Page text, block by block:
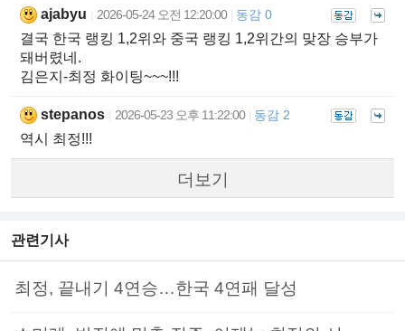
ajabyu 2026-05-24 오전 12:20:00 동감 0
결국 한국 랭킹 1,2위와 중국 랭킹 1,2위간의 맞장 승부가
돼버렸네.
김은지-최정 화이팅~~~!!!
stepanos 2026-05-23 오후 11:22:00 동감 2
역시 최정!!!
더보기
관련기사
최정, 끝내기 4연승…한국 4연패 달성